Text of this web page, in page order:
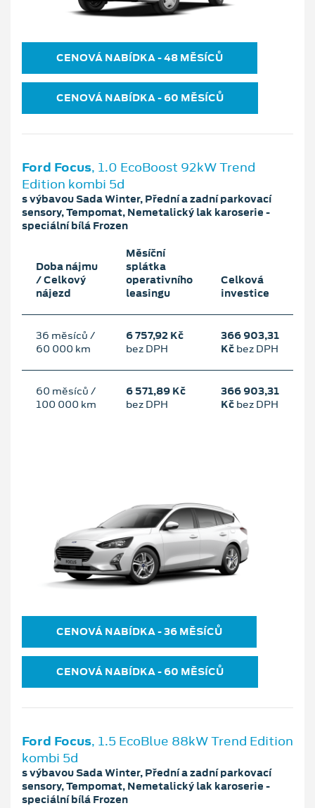
CENOVÁ NABÍDKA ‐ 48 MĚSÍCŮ
CENOVÁ NABÍDKA ‐ 60 MĚSÍCŮ
Ford Focus, 1.0 EcoBoost 92kW Trend
Edition kombi 5d
s výbavou Sada Winter, Přední a zadní parkovací
sensory, Tempomat, Nemetalický lak karoserie -
speciální bílá Frozen
Doba nájmu
/ Celkový
nájezd
Měsíční
splátka
operativního
leasingu
Celková
investice
36 měsíců /
60 000 km
6 757,92 Kč
bez DPH
366 903,31
Kč bez DPH
60 měsíců /
100 000 km
6 571,89 Kč
bez DPH
366 903,31
Kč bez DPH
CENOVÁ NABÍDKA ‐ 36 MĚSÍCŮ
CENOVÁ NABÍDKA ‐ 60 MĚSÍCŮ
Ford Focus, 1.5 EcoBlue 88kW Trend Edition
kombi 5d
s výbavou Sada Winter, Přední a zadní parkovací
sensory, Tempomat, Nemetalický lak karoserie -
speciální bílá Frozen